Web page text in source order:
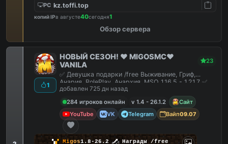
PC kz.toffi.top
копий IPв августе40сегодня1
Обзор сервера
1
НОВЫЙ СЕЗОН! ❤️ MIGOSMC❤️
VANILA
23
✅ Девушка подарки /free Выживание, Гриф,
Анария, RolePlay, Анархия, MSO 1.16.5 - 1.21.7 ✅
добавлен 725 дн назад
284 игроков онлайн
v 1.4 - 26.1.2
Сайт
YouTube
VK Telegram Вайп09.07
▚▞ Migos1.8-26.2🗡 Награды /free